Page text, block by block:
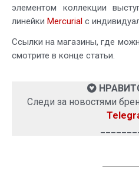
элементом коллекции
линейки Mercurial с
Ссылки на магазины, где
смотрите в конце статьи.
Следи за новостями